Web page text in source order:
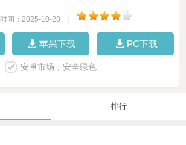
时间：2025-10-28
苹果下载 PC下载
安卓市场，安全绿色
排行